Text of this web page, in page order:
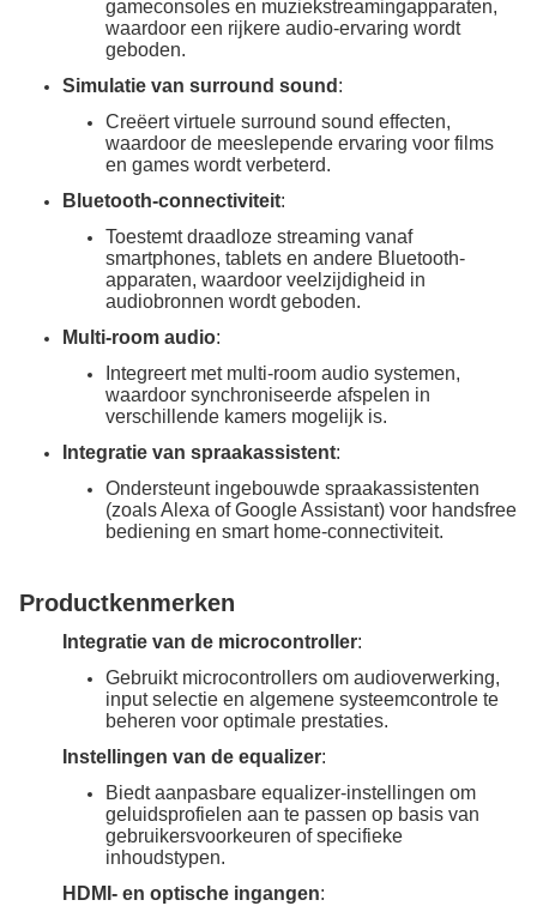
gameconsoles en muziekstreamingapparaten,
waardoor een rijkere audio-ervaring wordt
geboden.
Simulatie van surround sound :
Creëert virtuele surround sound effecten,
waardoor de meeslepende ervaring voor films
en games wordt verbeterd.
Bluetooth-connectiviteit:
Toestemt draadloze streaming vanaf
smartphones, tablets en andere Bluetooth-
apparaten, waardoor veelzijdigheid in
audiobronnen wordt geboden.
Multi-room audio:
Integreert met multi-room audio systemen,
waardoor synchroniseerde afspelen in
verschillende kamers mogelijk is.
Integratie van spraakassistent:
Ondersteunt ingebouwde spraakassistenten
(zoals Alexa of Google Assistant) voor handsfree
bediening en smart home-connectiviteit.
Productkenmerken
Integratie van de microcontroller:
Gebruikt microcontrollers om audioverwerking,
input selectie en algemene systeemcontrole te
beheren voor optimale prestaties.
Instellingen van de equalizer:
Biedt aanpasbare equalizer-instellingen om
geluidsprofielen aan te passen op basis van
gebruikersvoorkeuren of specifieke
inhoudstypen.
HDMI- en optische ingangen: